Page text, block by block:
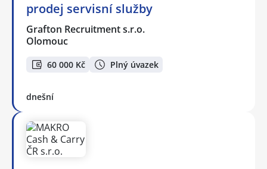
prodej servisní služby
Grafton Recruitment s.r.o.
Olomouc
60 000 Kč Plný úvazek
dnešní